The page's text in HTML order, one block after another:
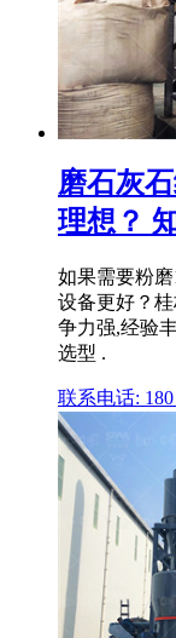
磨石灰
理想？
如果需要粉
设备更好？
争力强,经验
选型 .
联系电话: 180